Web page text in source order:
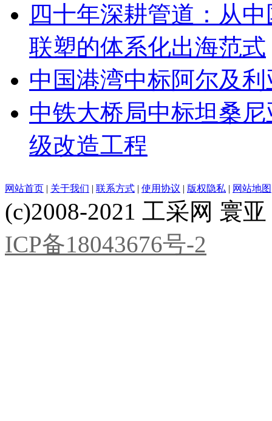
四十年深耕管道：从
联塑的体系化出海范式
中国港湾中标阿尔及
中铁大桥局中标坦桑
级改造工程
网站首页 | 关于我们 | 联系方式 | 使用协议 | 版权隐私 | 网站地图
(c)2008-2021 工采网 寰
ICP备18043676号-2